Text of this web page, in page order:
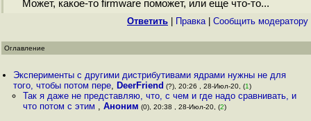
Может, какое-то firmware поможет, или еще что-то...
Ответить Правка| Cообщить модератору
Оглавление
Эксперименты с другими дистрибутивами ядрами нужны не для
того, чтобы потом пере, DeerFriend (?), 20:26 , 28-Июл-20, (1)
Так я даже не представляю, что, с чем и где надо сравнивать, и
что потом с этим , Аноним (0), 20:38 , 28-Июл-20, (2)